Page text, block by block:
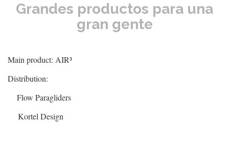
Grandes productos para una
gran gente
Main product: AIR³
Distribution:
Flow Paragliders
Kortel Design